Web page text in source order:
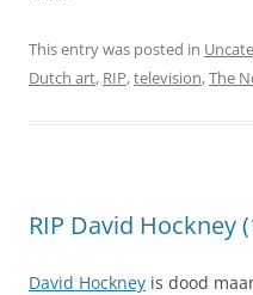
This entry was posted in
Dutch art, RIP,television,The
RIP David Hockney
David Hockney is dood